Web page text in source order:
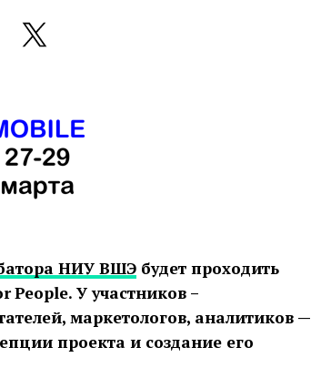
НИУ ВШЭ будет проходить
People. У участников –
маркетологов, аналитиков —
проекта и создание его